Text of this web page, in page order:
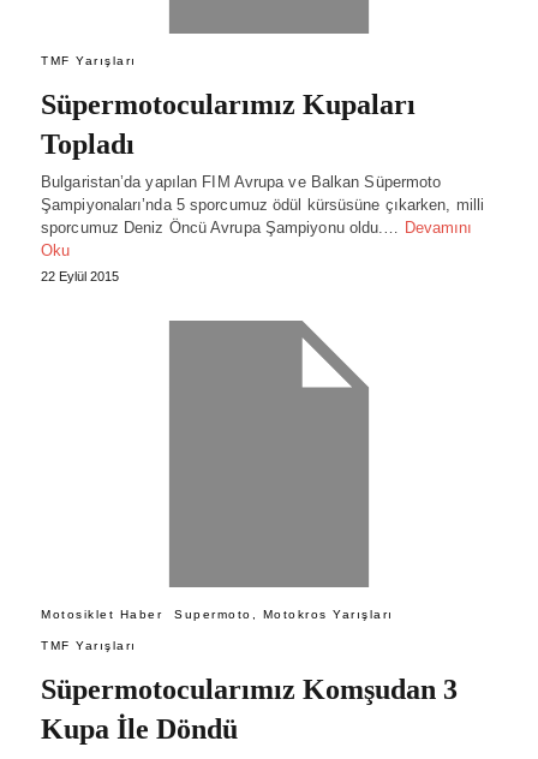
TMF Yarışları
Süpermotocularımız Kupaları
Topladı
Bulgaristan’da yapılan FIM Avrupa ve Balkan Süpermoto
Şampiyonaları’nda 5 sporcumuz ödül kürsüsüne çıkarken, milli
sporcumuz Deniz Öncü Avrupa Şampiyonu oldu.… Devamını
Oku
22 Eylül 2015
Motosiklet Haber Supermoto, Motokros Yarışları
TMF Yarışları
Süpermotocularımız Komşudan 3
Kupa İle Döndü